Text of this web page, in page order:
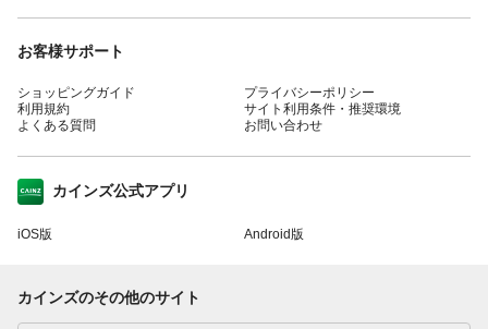
お客様サポート
ショッピングガイド
利用規約
よくある質問
プライバシーポリシー
サイト利用条件・推奨環境
お問い合わせ
カインズ公式アプリ
iOS版 Android版
カインズのその他のサイト